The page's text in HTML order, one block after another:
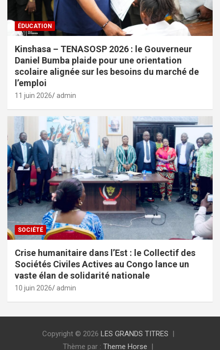
ÉDUCATION
Kinshasa – TENASOSP 2026 : le Gouverneur
Daniel Bumba plaide pour une orientation
scolaire alignée sur les besoins du marché de
l’emploi
11 juin 2026 admin
SOCIÉTÉ
Crise humanitaire dans l’Est : le Collectif des
Sociétés Civiles Actives au Congo lance un
vaste élan de solidarité nationale
10 juin 2026 admin
Copyright © 2026 LES GRANDS TITRES
Thème par : Theme Horse